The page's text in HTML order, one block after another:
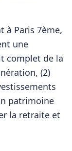
à Paris 7ème,
une
complet de la
(2)
patrimoine
la retraite et